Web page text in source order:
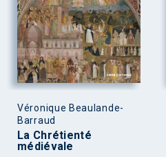
Véronique Beaulande-
Barraud
La Chrétienté
médiévale